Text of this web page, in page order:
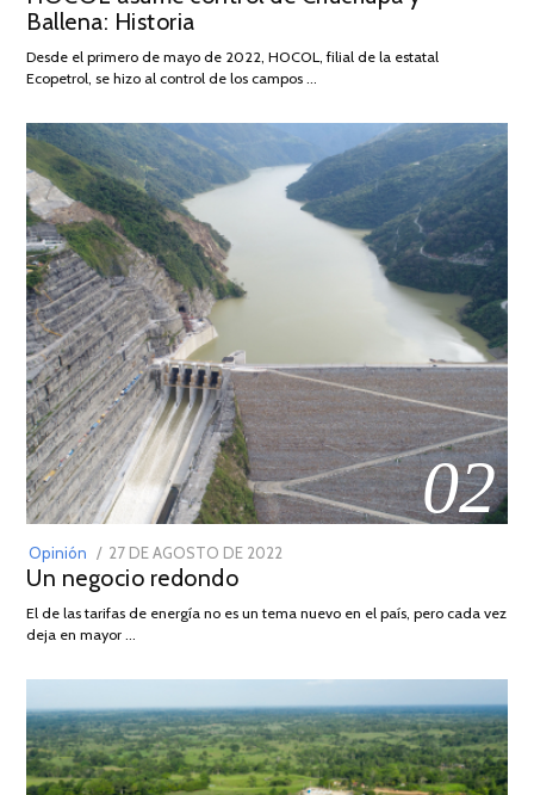
2026
Ballena: Historia
Desde el primero de mayo de 2022, HOCOL, filial de la estatal
Ecopetrol, se hizo al control de los campos …
02
Opinión
POSTED
ON
27 DE AGOSTO DE 2022
DE
Un negocio redondo
El de las tarifas de energía no es un tema nuevo en el país, pero cada vez
deja en mayor …